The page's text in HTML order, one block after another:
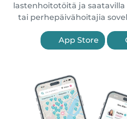
lastenhoitotöitä ja
tai perhepäivähoitajia
App Store